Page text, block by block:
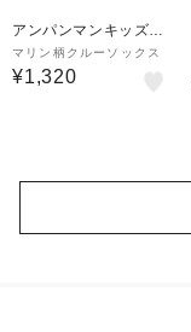
アンパンマンキッズコ
レクション
マリン柄クルーソックス
¥1,320